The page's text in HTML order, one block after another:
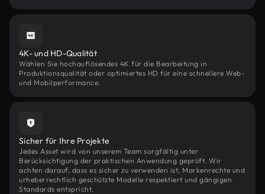
4K- und HD-Qualität
Wählen Sie hochauflösendes 4K für die Bearbeitung in
Produktionsqualität oder optimiertes HD für eine schnellere Web-
und Mobilperformance.
Sicher für Ihre Projekte
Jedes Asset wird von unserem Team sorgfältig unter
Berücksichtigung der praktischen Anwendung geprüft. Wir
achten darauf, dass es sicher zu verwenden ist, Markenrechte und
urheberrechtlich geschützte Modelle respektiert und gängigen
Standards entspricht.